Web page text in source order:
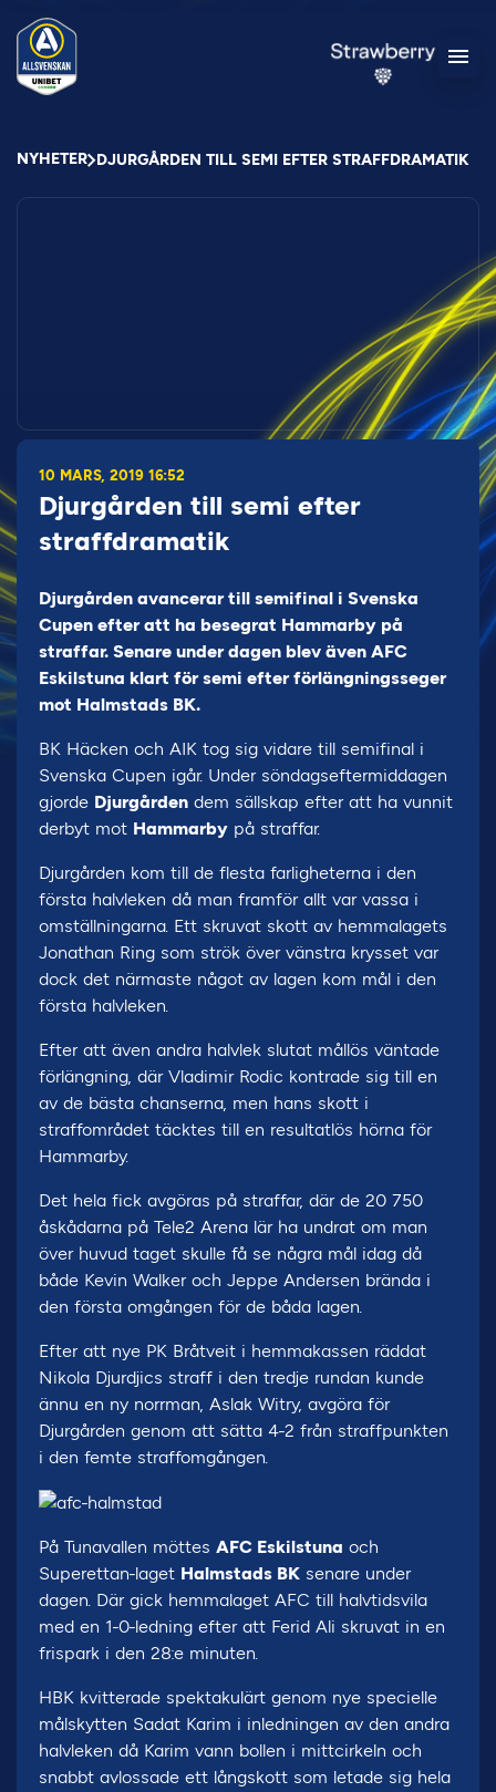
NYHETER DJURGÅRDEN TILL SEMI EFTER STRAFFDRAMATIK
10 MARS, 2019 16:52
Djurgården till semi efter
straffdramatik
Djurgården avancerar till semifinal i Svenska
Cupen efter att ha besegrat Hammarby på
straffar. Senare under dagen blev även AFC
Eskilstuna klart för semi efter förlängningsseger
mot Halmstads BK.
BK Häcken och AIK tog sig vidare till semifinal i
Svenska Cupen igår. Under söndagseftermiddagen
gjorde Djurgården dem sällskap efter att ha vunnit
derbyt mot Hammarby på straffar.
Djurgården kom till de flesta farligheterna i den
första halvleken då man framför allt var vassa i
omställningarna. Ett skruvat skott av hemmalagets
Jonathan Ring som strök över vänstra krysset var
dock det närmaste något av lagen kom mål i den
första halvleken.
Efter att även andra halvlek slutat mållös väntade
förlängning, där Vladimir Rodic kontrade sig till en
av de bästa chanserna, men hans skott i
straffområdet täcktes till en resultatlös hörna för
Hammarby.
Det hela fick avgöras på straffar, där de 20 750
åskådarna på Tele2 Arena lär ha undrat om man
över huvud taget skulle få se några mål idag då
både Kevin Walker och Jeppe Andersen brända i
den första omgången för de båda lagen.
Efter att nye PK Bråtveit i hemmakassen räddat
Nikola Djurdjics straff i den tredje rundan kunde
ännu en ny norrman, Aslak Witry, avgöra för
Djurgården genom att sätta 4-2 från straffpunkten
i den femte straffomgången.
På Tunavallen möttes AFC Eskilstuna och
Superettan-laget Halmstads BK senare under
dagen. Där gick hemmalaget AFC till halvtidsvila
med en 1-0-ledning efter att Ferid Ali skruvat in en
frispark i den 28:e minuten.
HBK kvitterade spektakulärt genom nye specielle
målskytten Sadat Karim i inledningen av den andra
halvleken då Karim vann bollen i mittcirkeln och
snabbt avlossade ett långskott som letade sig hela